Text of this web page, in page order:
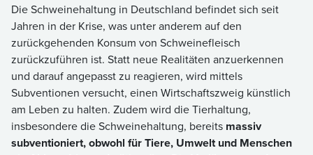
Die Schweinehaltung in Deutschland befindet sich seit
Jahren in der Krise, was unter anderem auf den
zurückgehenden Konsum von Schweinefleisch
zurückzuführen ist. Statt neue Realitäten anzuerkennen
und darauf angepasst zu reagieren, wird mittels
Subventionen versucht, einen Wirtschaftszweig künstlich
am Leben zu halten. Zudem wird die Tierhaltung,
insbesondere die Schweinehaltung, bereits massiv
subventioniert, obwohl für Tiere, Umwelt und Menschen